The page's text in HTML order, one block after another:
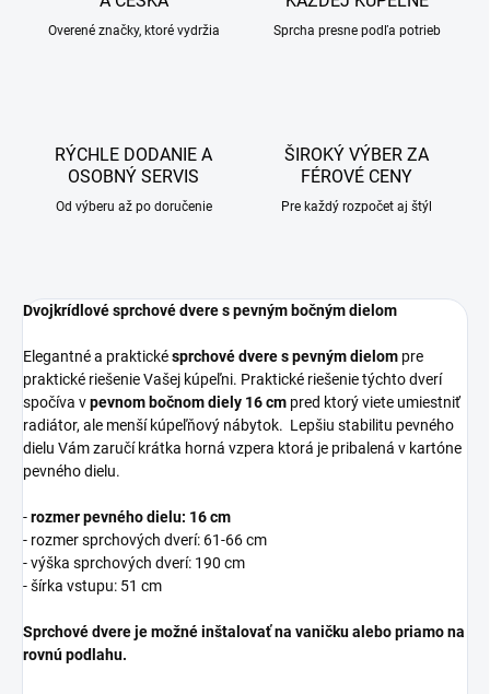
Overené značky, ktoré vydržia Sprcha presne podľa potrieb
RÝCHLE DODANIE A
OSOBNÝ SERVIS
Od výberu až po doručenie
ŠIROKÝ VÝBER ZA
FÉROVÉ CENY
Pre každý rozpočet aj štýl
Dvojkrídlové sprchové dvere s pevným bočným dielom
Elegantné a praktickésprchové dvere s pevným dielom pre
praktické riešenie Vašej kúpeľni. Praktické riešenie týchto dverí
spočíva vpevnom bočnom diely 16 cm pred ktorý viete umiestniť
radiátor, ale menší kúpeľňový nábytok. Lepšiu stabilitu pevného
dielu Vám zaručí krátka horná vzpera ktorá je pribalená v kartóne
pevného dielu.
-rozmer pevného dielu: 16 cm
- rozmer sprchových dverí: 61-66 cm
- výška sprchových dverí: 190 cm
- šírka vstupu: 51 cm
Sprchové dvere je možné inštalovať na vaničku alebo priamo na
rovnú podlahu.